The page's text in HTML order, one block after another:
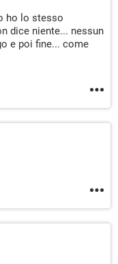
ho lo stesso
dice niente... nessun
e poi fine... come